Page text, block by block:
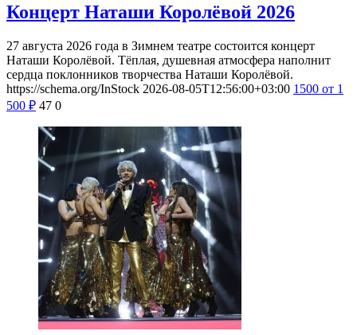
Концерт Наташи Королёвой 2026
27 августа 2026 года в Зимнем театре состоится концерт
Наташи Королёвой. Тёплая, душевная атмосфера наполнит
сердца поклонников творчества Наташи Королёвой.
https://schema.org/InStock 2026-08-05T12:56:00+03:00 1500 от 1
500 ₽ 47 0